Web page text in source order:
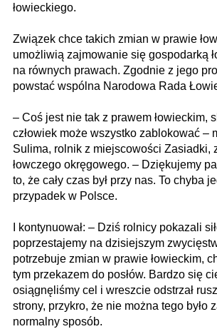
łowieckiego.
Związek chce takich zmian w prawie
umożliwią zajmowanie się gospodarką
na równych prawach. Zgodnie z jego
powstać wspólna Narodowa Rada
– Coś jest nie tak z prawem łowieckim,
człowiek może wszystko zablokować –
Sulima, rolnik z miejscowości Zasiadki,
łowczego okręgowego. – Dziękujemy
to, że cały czas był przy nas. To chyba
przypadek w Polsce.
I kontynuował: – Dziś rolnicy pokazali
poprzestajemy na dzisiejszym
potrzebuje zmian w prawie łowieckim,
tym przekazem do posłów. Bardzo się
osiągnęliśmy cel i wreszcie odstrzał
strony, przykro, że nie można tego było
normalny sposób.